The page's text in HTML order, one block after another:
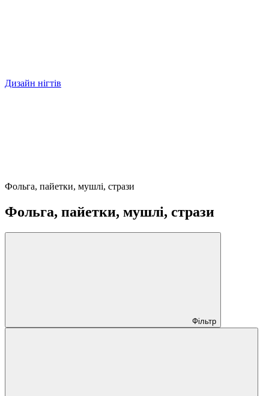
Дизайн нігтів
Фольга, пайетки, мушлі, стрази
Фольга, пайетки, мушлі, стрази
Фільтр